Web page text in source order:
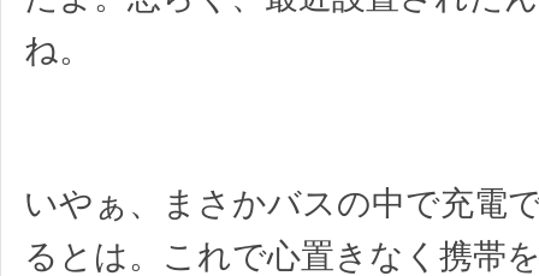
ね。
いやぁ、まさかバスの中で充電
るとは。これで心置きなく携帯